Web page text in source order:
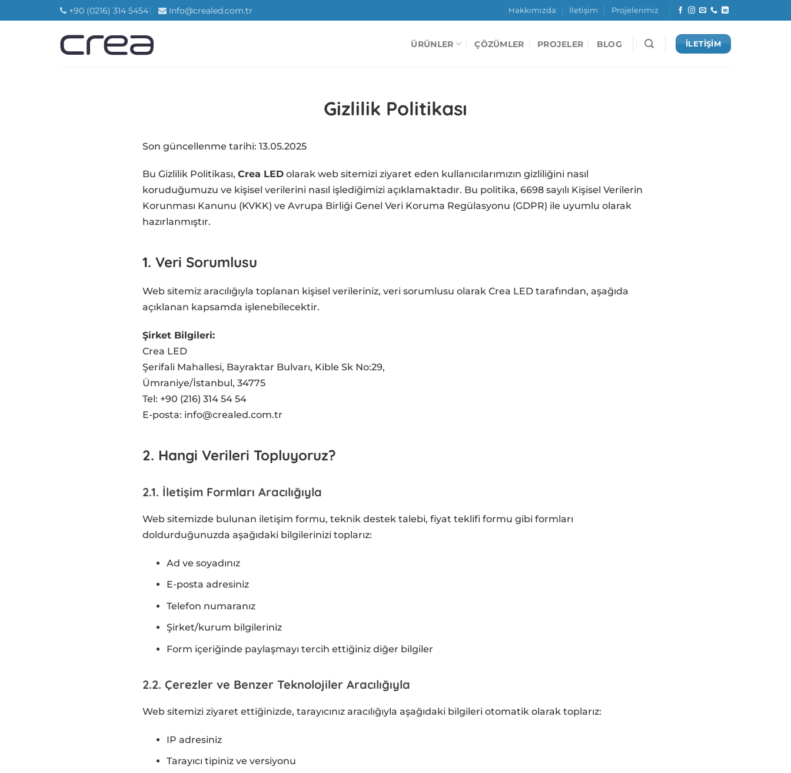
atla
+90 (0216) 314 5454 Info@crealed.com.tr Hakkımızda İletişim Projelerimiz
ÜRÜNLER ÇÖZÜMLER PROJELER BLOG İLETİŞİM
Gizlilik Politikası
Son güncellenme tarihi: 13.05.2025
Bu Gizlilik Politikası, Crea LED olarak web sitemizi ziyaret eden kullanıcılarımızın gizliliğini nasıl
koruduğumuzu ve kişisel verilerini nasıl işlediğimizi açıklamaktadır. Bu politika, 6698 sayılı Kişisel Verilerin
Korunması Kanunu (KVKK) ve Avrupa Birliği Genel Veri Koruma Regülasyonu (GDPR) ile uyumlu olarak
hazırlanmıştır.
1. Veri Sorumlusu
Web sitemiz aracılığıyla toplanan kişisel verileriniz, veri sorumlusu olarak Crea LED tarafından, aşağıda
açıklanan kapsamda işlenebilecektir.
Şirket Bilgileri:
Crea LED
Şerifali Mahallesi, Bayraktar Bulvarı, Kible Sk No:29,
Ümraniye/İstanbul, 34775
Tel: +90 (216) 314 54 54
E-posta: info@crealed.com.tr
2. Hangi Verileri Topluyoruz?
2.1. İletişim Formları Aracılığıyla
Web sitemizde bulunan iletişim formu, teknik destek talebi, fiyat teklifi formu gibi formları
doldurduğunuzda aşağıdaki bilgilerinizi toplarız:
Ad ve soyadınız
E-posta adresiniz
Telefon numaranız
Şirket/kurum bilgileriniz
Form içeriğinde paylaşmayı tercih ettiğiniz diğer bilgiler
2.2. Çerezler ve Benzer Teknolojiler Aracılığıyla
Web sitemizi ziyaret ettiğinizde, tarayıcınız aracılığıyla aşağıdaki bilgileri otomatik olarak toplarız:
IP adresiniz
Tarayıcı tipiniz ve versiyonu